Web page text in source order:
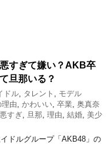
すぎて嫌い？AKB卒
旦那いる？
ドル タレント
モデル
由 かわいい 卒業 奥真奈
すぎ 旦那 理由 結婚 美少
ドルグループ「AKB48」の